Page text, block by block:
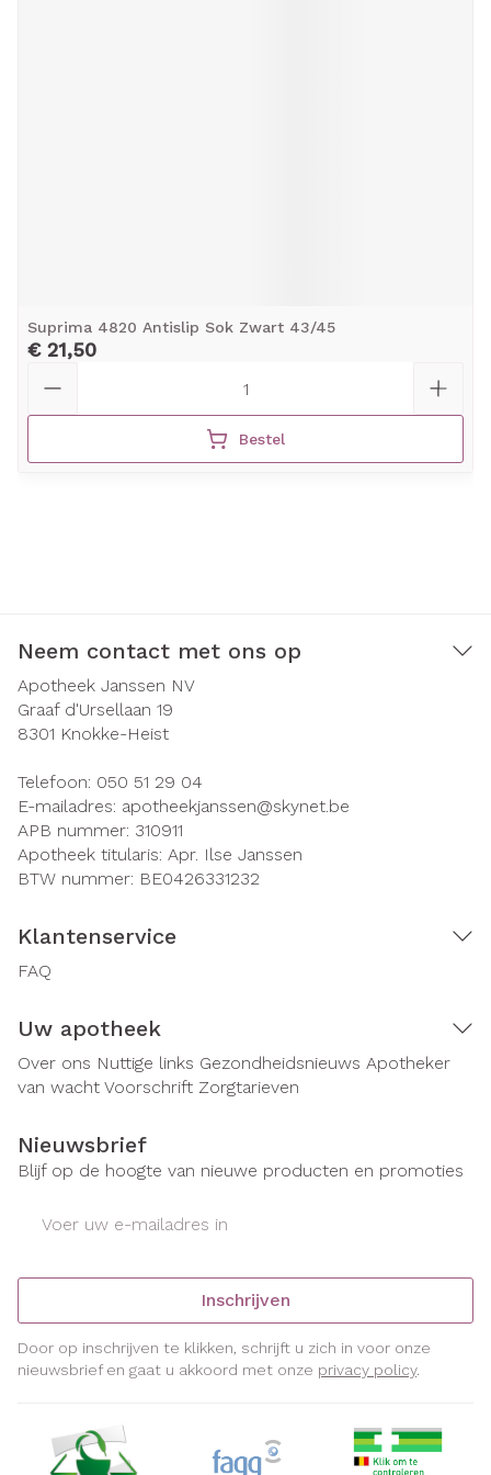
Suprima 4820 Antislip Sok Zwart 43/45
€ 21,50
Bestel
Neem contact met ons op
Apotheek Janssen NV
Graaf d'Ursellaan 19
8301 Knokke-Heist
Telefoon: 050 51 29 04
E-mailadres: apotheekjanssen@skynet.be
APB nummer: 310911
Apotheek titularis: Apr. Ilse Janssen
BTW nummer: BE0426331232
Klantenservice
FAQ
Uw apotheek
Over ons Nuttige links Gezondheidsnieuws Apotheker
van wacht Voorschrift Zorgtarieven
Nieuwsbrief
Blijf op de hoogte van nieuwe producten en promoties
Inschrijven
Door op inschrijven te klikken, schrijft u zich in voor onze
nieuwsbrief en gaat u akkoord met onze privacy policy.